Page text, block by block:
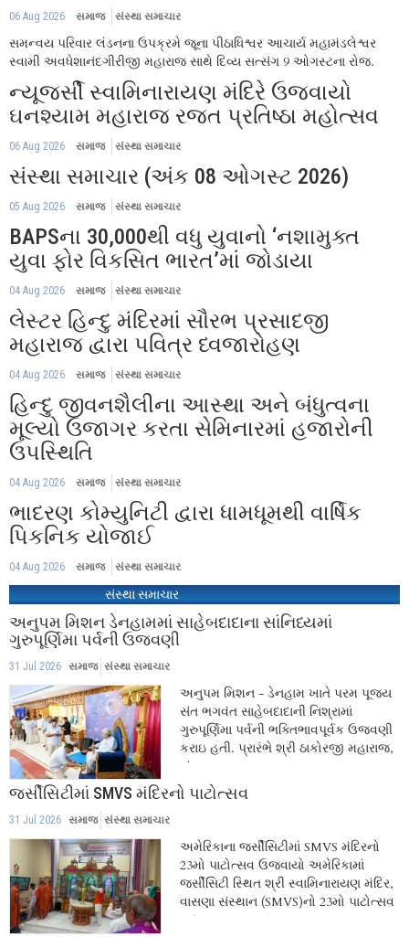
06 Aug 2026 સમાજ સંસ્થા સમાચાર
સમન્વય પરિવાર લંડનના ઉપક્રમે જૂના પીઠાધિશ્વર આચાર્ય મહામંડલેશ્વર
સ્વામી અવધેશાનંદગીરીજી મહારાજ સાથે દિવ્ય સત્સંગ 9 ઓગસ્ટના રોજ.
ન્યૂજર્સી સ્વામિનારાયણ મંદિરે ઉજવાયો
ઘનશ્યામ મહારાજ રજત પ્રતિષ્ઠા મહોત્સવ
06 Aug 2026 સમાજ સંસ્થા સમાચાર
સંસ્થા સમાચાર (અંક 08 ઓગસ્ટ 2026)
05 Aug 2026 સમાજ સંસ્થા સમાચાર
BAPSના 30,000થી વધુ યુવાનો ‘નશામુક્ત
યુવા ફોર વિકસિત ભારત’માં જોડાયા
04 Aug 2026 સમાજ સંસ્થા સમાચાર
લેસ્ટર હિન્દુ મંદિરમાં સૌરભ પ્રસાદજી
મહારાજ દ્વારા પવિત્ર ધ્વજારોહણ
04 Aug 2026 સમાજ સંસ્થા સમાચાર
હિન્દુ જીવનશૈલીના આસ્થા અને બંધુત્વના
મૂલ્યો ઉજાગર કરતા સેમિનારમાં હજારોની
ઉપસ્થિતિ
04 Aug 2026 સમાજ સંસ્થા સમાચાર
ભાદરણ કોમ્યુનિટી દ્વારા ધામધૂમથી વાર્ષિક
પિકનિક યોજાઈ
04 Aug 2026 સમાજ સંસ્થા સમાચાર
સંસ્થા સમાચાર
અનુપમ મિશન ડેનહામમાં સાહેબદાદાના સાંનિધ્યમાં
ગુરુપૂર્ણિમા પર્વની ઉજવણી
31 Jul 2026 સમાજ સંસ્થા સમાચાર
અનુપમ મિશન - ડેનહામ ખાતે પરમ પૂજ્ય
સંત ભગવંત સાહેબદાદાની નિશ્રામાં
ગુરુપૂર્ણિમા પર્વની ભક્તિભાવપૂર્વક ઉજવણી
કરાઇ હતી. પ્રારંભે શ્રી ઠાકોરજી મહારાજ,
સંત...
જર્સીસિટીમાં SMVS મંદિરનો પાટોત્સવ
31 Jul 2026 સમાજ સંસ્થા સમાચાર
અમેરિકાના જર્સીસિટીમાં SMVS મંદિરનો
23મો પાટોત્સવ ઉજવાયો અમેરિકામાં
જર્સીસિટી સ્થિત શ્રી સ્વામિનારાયણ મંદિર,
વાસણા સંસ્થાન (SMVS)નો 23મો પાટોત્સવ
સદ્ગુરુ...